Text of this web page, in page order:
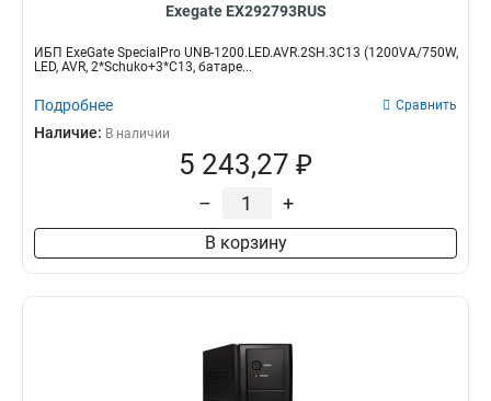
Exegate EX292793RUS
ИБП ExeGate SpecialPro UNB-1200.LED.AVR.2SH.3C13 (1200VA/750W,
LED, AVR, 2*Schuko+3*C13, батаре...
Подробнее Сравнить
Наличие: В наличии
5 243,27 ₽
– +
В корзину